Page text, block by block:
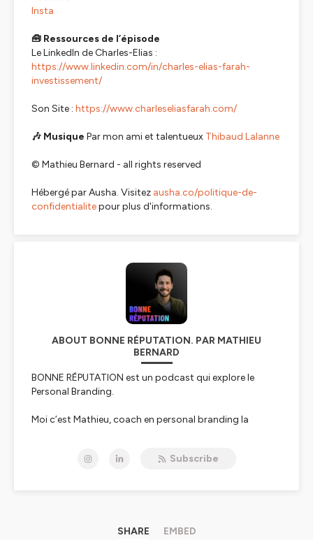
Insta
🧰 Ressources de l’épisode
Le LinkedIn de Charles-Elias :
https://www.linkedin.com/in/charles-elias-farah-
investissement/
Son Site : https://www.charleseliasfarah.com/
🎶 Musique Par mon ami et talentueux Thibaud Lalanne
© Mathieu Bernard - all rights reserved
Hébergé par Ausha. Visitez ausha.co/politique-de-
confidentialitepour plus d'informations.
ABOUT BONNE RÉPUTATION. PAR MATHIEU
BERNARD
BONNE RÉPUTATION est un podcast qui explore le
Personal Branding.
Moi c’est Mathieu, coach en personal branding la
Dans chaque épisode j’interview un leader d’opinion qui
On découvre les secrets de ce qui a fonctionné pour lui,
Subscribe
SHARE EMBED